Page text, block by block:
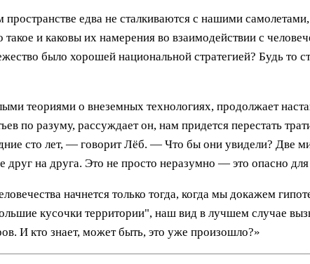
едва не сталкиваются с нашими
и каковы их намерения во взаимодействии с
было хорошей национальной стратегией? Будь то
теориями о внеземных технологиях, продолжает
по разуму, рассуждает он, нам придется перестать
сто лет, — говорит Лёб. — Что бы они увидели? Две
на друга. Это не просто неразумно — это опасно
начнется только тогда, когда мы докажем
кусочки территории", наш вид в лучшем случае
И кто знает, может быть, это уже произошло?»